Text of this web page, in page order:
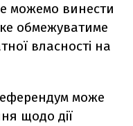
можемо винести
обмежуватиме
власності на
може
щодо дії